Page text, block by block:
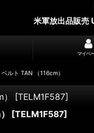
米軍放出品販売
マイペ
ルト TAN （116cm）
[TELM1F587]
[TELM1F587]